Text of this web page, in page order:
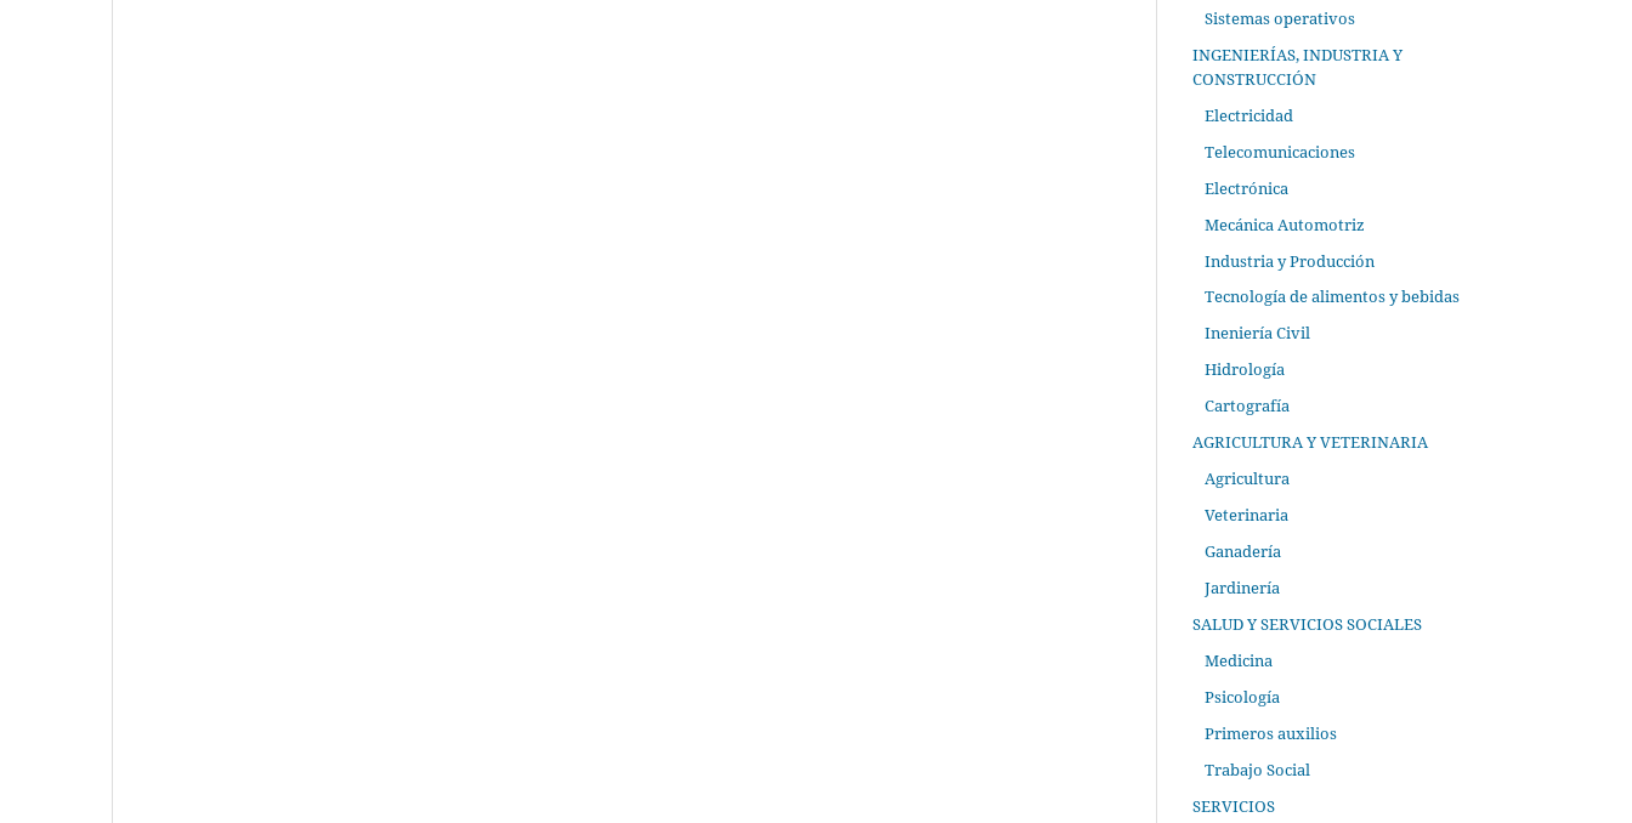
Sistemas operativos
INGENIERÍAS, INDUSTRIA Y
CONSTRUCCIÓN
Electricidad
Telecomunicaciones
Electrónica
Mecánica Automotriz
Industria y Producción
Tecnología de alimentos y bebidas
Ineniería Civil
Hidrología
Cartografía
AGRICULTURA Y VETERINARIA
Agricultura
Veterinaria
Ganadería
Jardinería
SALUD Y SERVICIOS SOCIALES
Medicina
Psicología
Primeros auxilios
Trabajo Social
SERVICIOS